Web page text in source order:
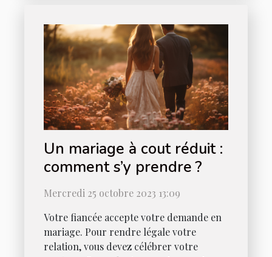
Un mariage à cout réduit :
comment s’y prendre ?
Mercredi 25 octobre 2023 13:09
Votre fiancée accepte votre demande en
mariage. Pour rendre légale votre
relation, vous devez célébrer votre